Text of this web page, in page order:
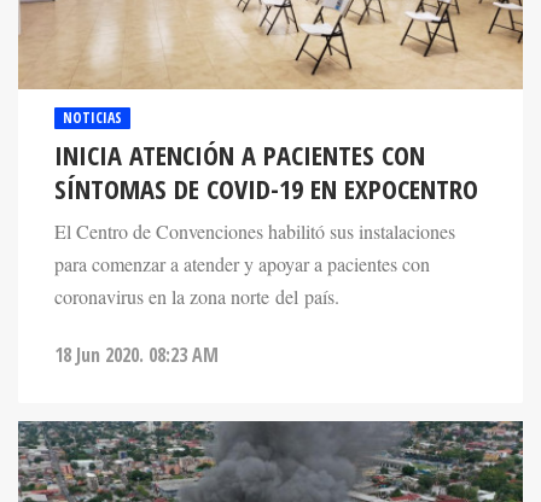
NOTICIAS
INICIA ATENCIÓN A PACIENTES CON
SÍNTOMAS DE COVID-19 EN EXPOCENTRO
El Centro de Convenciones habilitó sus instalaciones
para comenzar a atender y apoyar a pacientes con
coronavirus en la zona norte del país.
18 Jun 2020. 08:23 AM